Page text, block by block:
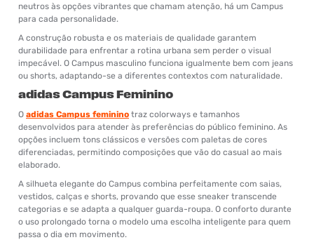
neutros às opções vibrantes que chamam atenção, há um Campus
para cada personalidade.
A construção robusta e os materiais de qualidade garantem
durabilidade para enfrentar a rotina urbana sem perder o visual
impecável. O Campus masculino funciona igualmente bem com jeans
ou shorts, adaptando-se a diferentes contextos com naturalidade.
adidas Campus Feminino
O adidas Campus feminino traz colorways e tamanhos
desenvolvidos para atender às preferências do público feminino. As
opções incluem tons clássicos e versões com paletas de cores
diferenciadas, permitindo composições que vão do casual ao mais
elaborado.
A silhueta elegante do Campus combina perfeitamente com saias,
vestidos, calças e shorts, provando que esse sneaker transcende
categorias e se adapta a qualquer guarda-roupa. O conforto durante
o uso prolongado torna o modelo uma escolha inteligente para quem
passa o dia em movimento.